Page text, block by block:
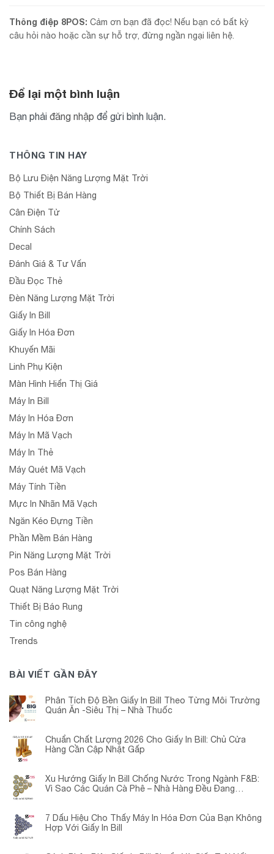
Thông điệp 8POS: Cảm ơn bạn đã đọc! Nếu bạn có bất kỳ
câu hỏi nào hoặc cần sự hỗ trợ, đừng ngần ngại liên hệ.
Để lại một bình luận
Bạn phải đăng nhập để gửi bình luận.
THÔNG TIN HAY
Bộ Lưu Điện Năng Lượng Mặt Trời
Bộ Thiết Bị Bán Hàng
Cân Điện Tử
Chính Sách
Decal
Đánh Giá & Tư Vấn
Đầu Đọc Thẻ
Đèn Năng Lượng Mặt Trời
Giấy In Bill
Giấy In Hóa Đơn
Khuyến Mãi
Linh Phụ Kiện
Màn Hình Hiển Thị Giá
Máy In Bill
Máy In Hóa Đơn
Máy In Mã Vạch
Máy In Thẻ
Máy Quét Mã Vạch
Máy Tính Tiền
Mực In Nhãn Mã Vạch
Ngăn Kéo Đựng Tiền
Phần Mềm Bán Hàng
Pin Năng Lượng Mặt Trời
Pos Bán Hàng
Quạt Năng Lượng Mặt Trời
Thiết Bị Báo Rung
Tin công nghệ
Trends
BÀI VIẾT GẦN ĐÂY
Phân Tích Độ Bền Giấy In Bill Theo Từng Môi Trường
Quán Ăn -Siêu Thị – Nhà Thuốc
Chuẩn Chất Lượng 2026 Cho Giấy In Bill: Chủ Cửa
Hàng Cần Cập Nhật Gấp
Xu Hướng Giấy In Bill Chống Nước Trong Ngành F&B:
Vì Sao Các Quán Cà Phê – Nhà Hàng Đều Đang
7 Dấu Hiệu Cho Thấy Máy In Hóa Đơn Của Bạn Không
Hợp Với Giấy In Bill